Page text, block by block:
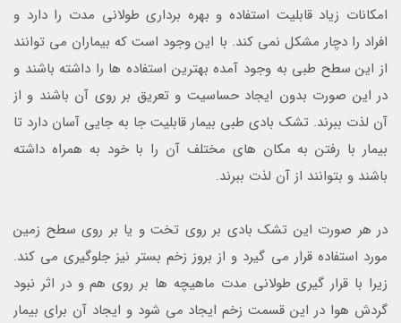
امکانات زیاد قابلیت استفاده و بهره برداری طولانی مدت را دارد و
افراد را دچار مشکل نمی کند. با این وجود است که بیماران می توانند
از این سطح طبی به وجود آمده بهترین استفاده ها را داشته باشند و
در این صورت بدون ایجاد حساسیت و تعریق بر روی آن باشند و از
آن لذت ببرند. تشک بادی طبی بیمار قابلیت جا به جایی آسان دارد تا
بیمار با رفتن به مکان های مختلف آن را با خود به همراه داشته
باشند و بتوانند از آن لذت ببرند.
در هر صورت این تشک بادی بر روی تخت و یا بر روی سطح زمین
مورد استفاده قرار می گیرد و از بروز زخم بستر نیز جلوگیری می کند.
زیرا با قرار گیری طولانی مدت ماهیچه ها بر روی هم و در اثر نبود
گردش هوا در این قسمت زخم ایجاد می شود و ایجاد آن برای بیمار